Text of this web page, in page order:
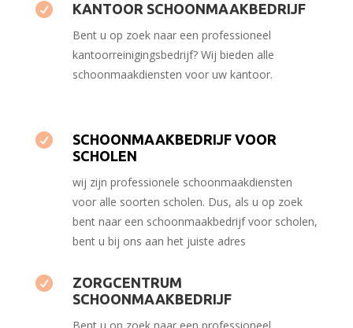
 KANTOOR SCHOONMAAKBEDRIJF
Bent u op zoek naar een professioneel
kantoorreinigingsbedrijf? Wij bieden alle
schoonmaakdiensten voor uw kantoor.

SCHOONMAAKBEDRIJF VOOR
SCHOLEN
wij zijn professionele schoonmaakdiensten
voor alle soorten scholen. Dus, als u op zoek
bent naar een schoonmaakbedrijf voor scholen,
bent u bij ons aan het juiste adres

ZORGCENTRUM
SCHOONMAAKBEDRIJF